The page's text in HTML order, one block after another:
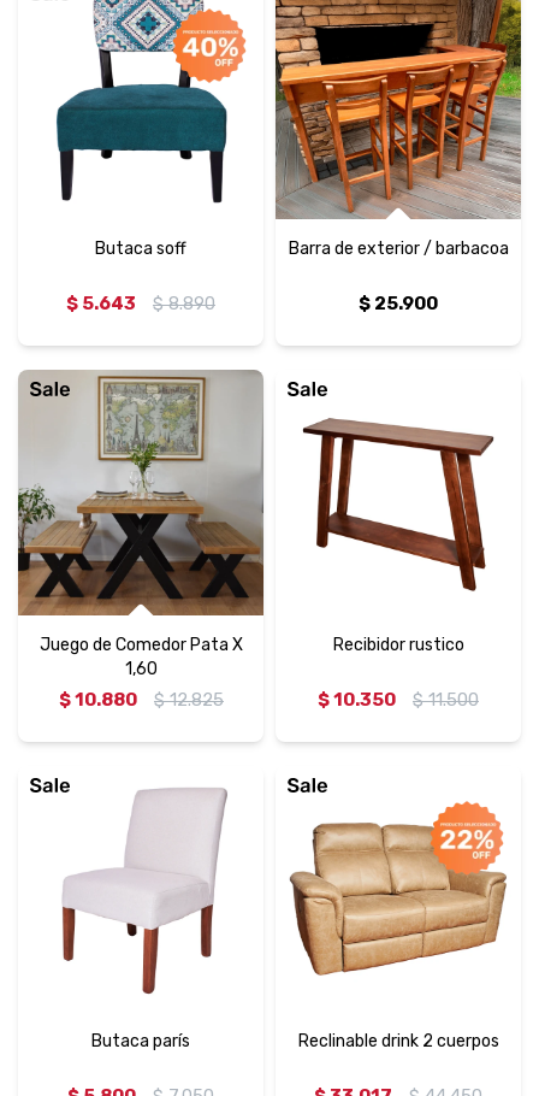
Butaca soff
$ 5.643 $ 8.890
Barra de exterior / barbacoa
$ 25.900
Juego de Comedor Pata X
1,60
$10.880 $ 12.825
Recibidor rustico
$10.350 $ 11.500
Butaca parís Reclinable drink 2 cuerpos